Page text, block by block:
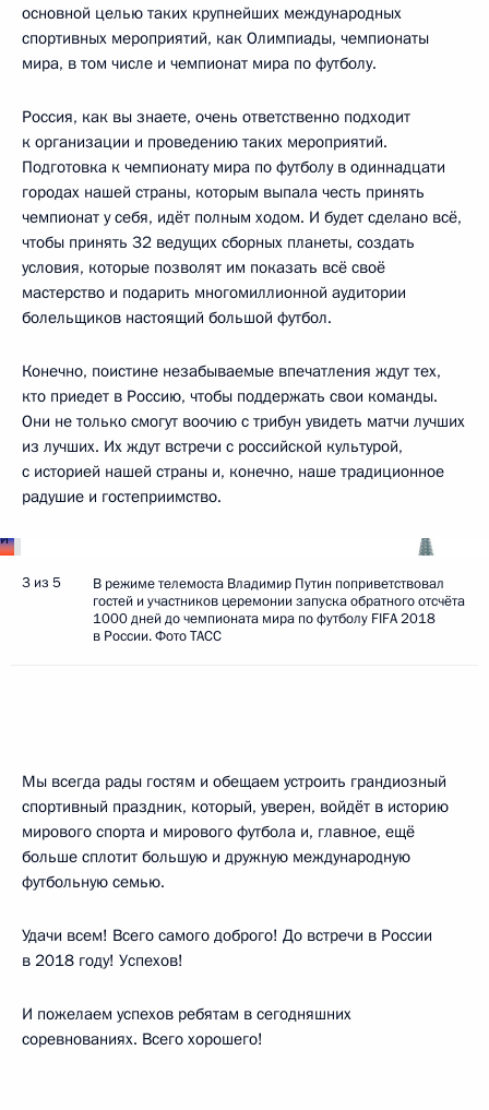
основной целью таких крупнейших международных
спортивных мероприятий, как Олимпиады, чемпионаты
мира, в том числе и чемпионат мира по футболу.
Россия, как вы знаете, очень ответственно подходит
к организации и проведению таких мероприятий.
Подготовка к чемпионату мира по футболу в одиннадцати
городах нашей страны, которым выпала честь принять
чемпионат у себя, идёт полным ходом. И будет сделано всё,
чтобы принять 32 ведущих сборных планеты, создать
условия, которые позволят им показать всё своё
мастерство и подарить многомиллионной аудитории
болельщиков настоящий большой футбол.
Конечно, поистине незабываемые впечатления ждут тех,
кто приедет в Россию, чтобы поддержать свои команды.
Они не только смогут воочию с трибун увидеть матчи лучших
из лучших. Их ждут встречи с российской культурой,
с историей нашей страны и, конечно, наше традиционное
радушие и гостеприимство.
3 из 5
В режиме телемоста Владимир Путин поприветствовал
гостей и участников церемонии запуска обратного отсчёта
1000 дней до чемпионата мира по футболу FIFA 2018
в России. Фото ТАСС
Мы всегда рады гостям и обещаем устроить грандиозный
спортивный праздник, который, уверен, войдёт в историю
мирового спорта и мирового футбола и, главное, ещё
больше сплотит большую и дружную международную
футбольную семью.
Удачи всем! Всего самого доброго! До встречи в России
в 2018 году! Успехов!
И пожелаем успехов ребятам в сегодняшних
соревнованиях. Всего хорошего!